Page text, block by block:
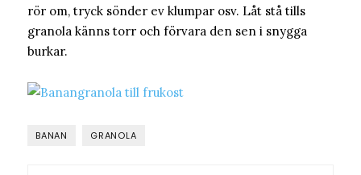
rör om, tryck sönder ev klumpar osv. Låt stå tills
granola känns torr och förvara den sen i snygga
burkar.
BANAN GRANOLA